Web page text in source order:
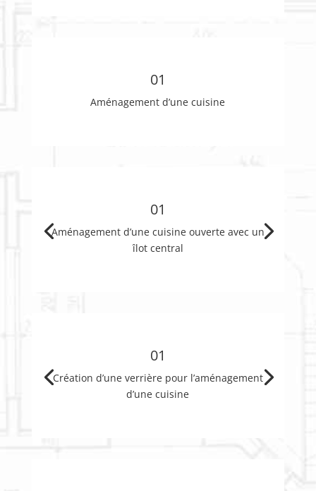
01
Aménagement d’une cuisine
01
Aménagement d’une cuisine ouverte avec un
îlot central
01
Création d’une verrière pour l’aménagement
d’une cuisine